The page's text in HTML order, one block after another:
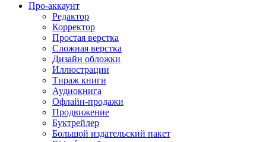
Про-аккаунт
Редактор
Корректор
Простая верстка
Сложная верстка
Дизайн обложки
Иллюстрации
Тираж книги
Аудиокнига
Офлайн-продажи
Продвижение
Буктрейлер
Большой издательский пакет